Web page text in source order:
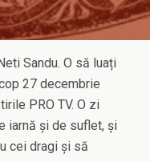
Sandu. O să luați
27 decembrie
PRO TV. O zi
iarnă și de suflet, și
cei dragi și să